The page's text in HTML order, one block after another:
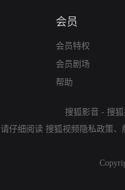
会员
会员特权
会员剧场
帮助
搜狐影音 - 搜
请仔细阅读 搜狐视频隐私政策、